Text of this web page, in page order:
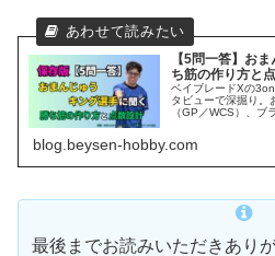
【5問一答】お
ち筋の作り方と
ベイブレードXの
タビューで深掘り。
（GP／WCS）、ブ
blog.beysen-hobby.com
最後までお読みいただきあり